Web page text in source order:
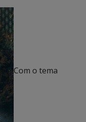
Com o tema